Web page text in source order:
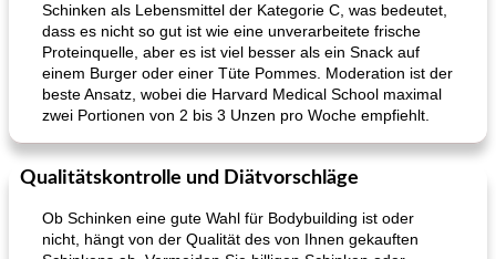
Schinken als Lebensmittel der Kategorie C, was bedeutet,
dass es nicht so gut ist wie eine unverarbeitete frische
Proteinquelle, aber es ist viel besser als ein Snack auf
einem Burger oder einer Tüte Pommes. Moderation ist der
beste Ansatz, wobei die Harvard Medical School maximal
zwei Portionen von 2 bis 3 Unzen pro Woche empfiehlt.
Qualitätskontrolle und Diätvorschläge
Ob Schinken eine gute Wahl für Bodybuilding ist oder
nicht, hängt von der Qualität des von Ihnen gekauften